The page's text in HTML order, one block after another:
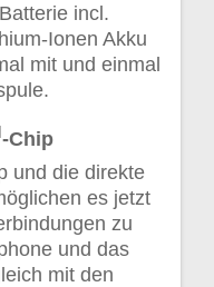
incl.
Ionen Akku
mit und einmal
-Chip
und die direkte
es jetzt
zu
und das
mit den